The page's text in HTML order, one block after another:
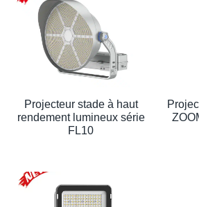
Projecteur stade à haut
rendement lumineux série
FL10